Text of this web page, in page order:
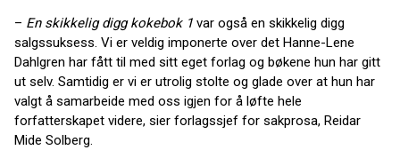
– En skikkelig digg kokebok 1 var også en skikkelig digg
salgssuksess. Vi er veldig imponerte over det Hanne-Lene
Dahlgren har fått til med sitt eget forlag og bøkene hun har gitt
ut selv. Samtidig er vi er utrolig stolte og glade over at hun har
valgt å samarbeide med oss igjen for å løfte hele
forfatterskapet videre, sier forlagssjef for sakprosa, Reidar
Mide Solberg.